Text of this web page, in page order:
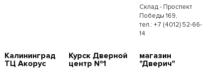
Склад - Проспект
Победы 169,
тел.:​ +7 (4012) 52-66-
14
Калининград
ТЦ Акорус
Курск Дверной
центр №1
магазин
"Дверич"